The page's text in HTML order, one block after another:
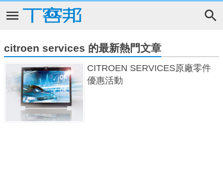
citroen services 的最新熱門文章
CITROEN SERVICES原廠零件
優惠活動